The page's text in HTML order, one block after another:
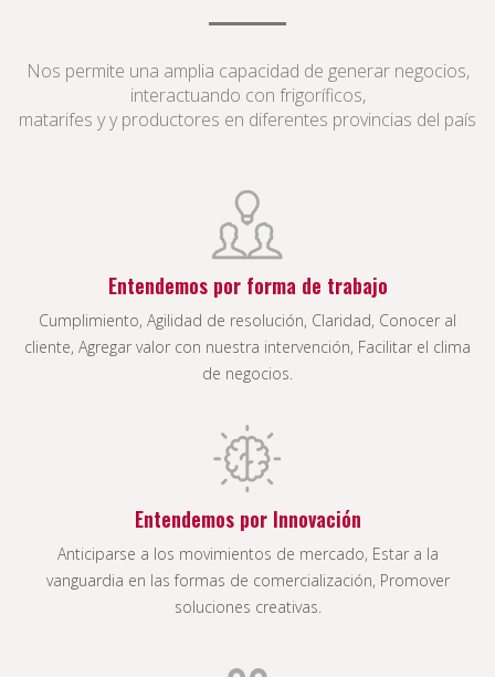
Nos permite una amplia capacidad de generar negocios,
interactuando con frigoríficos,
matarifes y y productores en diferentes provincias del país
Entendemos por forma de trabajo
Cumplimiento, Agilidad de resolución, Claridad, Conocer al
cliente, Agregar valor con nuestra intervención, Facilitar el clima
de negocios.
Entendemos por Innovación
Anticiparse a los movimientos de mercado, Estar a la
vanguardia en las formas de comercialización, Promover
soluciones creativas.